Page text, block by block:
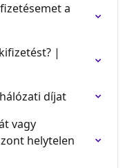
a
|
díjat
vagy
helytelen